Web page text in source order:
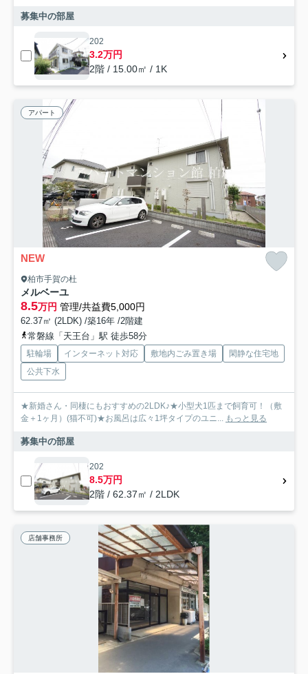
募集中の部屋
202
3.2万円
2階 / 15.00㎡ / 1K
アパート
NEW
柏市手賀の杜
メルベーユ
8.5万円 管理/共益費5,000円
62.37㎡ (2LDK) /築16年 /2階建
常磐線「天王台」駅 徒歩58分
駐輪場 インターネット対応 敷地内ごみ置き場
閑静な住宅地
公共下水
★新婚さん・同棲にもおすすめの2LDK♪★小型犬1匹まで飼育可！（敷
金＋1ヶ月）(猫不可)★お風呂は広々1坪タイプのユニ... もっと見る
募集中の部屋
202
8.5万円
2階 / 62.37㎡ / 2LDK
店舗事務所